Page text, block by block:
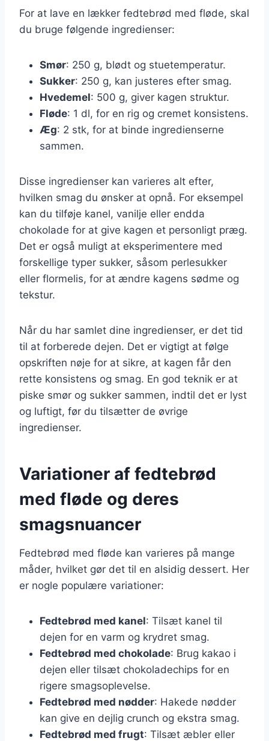
For at lave en lækker fedtebrød med fløde, skal
du bruge følgende ingredienser:
Smør: 250 g, blødt og stuetemperatur.
Sukker: 250 g, kan justeres efter smag.
Hvedemel: 500 g, giver kagen struktur.
Fløde: 1 dl, for en rig og cremet konsistens.
Æg: 2 stk, for at binde ingredienserne
sammen.
Disse ingredienser kan varieres alt efter,
hvilken smag du ønsker at opnå. For eksempel
kan du tilføje kanel, vanilje eller endda
chokolade for at give kagen et personligt præg.
Det er også muligt at eksperimentere med
forskellige typer sukker, såsom perlesukker
eller flormelis, for at ændre kagens sødme og
tekstur.
Når du har samlet dine ingredienser, er det tid
til at forberede dejen. Det er vigtigt at følge
opskriften nøje for at sikre, at kagen får den
rette konsistens og smag. En god teknik er at
piske smør og sukker sammen, indtil det er lyst
og luftigt, før du tilsætter de øvrige
ingredienser.
Variationer af fedtebrød
med fløde og deres
smagsnuancer
Fedtebrød med fløde kan varieres på mange
måder, hvilket gør det til en alsidig dessert. Her
er nogle populære variationer:
Fedtebrød med kanel: Tilsæt kanel til
dejen for en varm og krydret smag.
Fedtebrød med chokolade: Brug kakao i
dejen eller tilsæt chokoladechips for en
rigere smagsoplevelse.
Fedtebrød med nødder: Hakede nødder
kan give en dejlig crunch og ekstra smag.
Fedtebrød med frugt: Tilsæt æbler eller